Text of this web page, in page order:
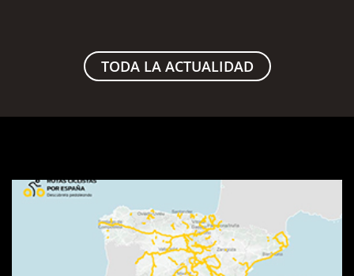
TODA LA ACTUALIDAD
Visor